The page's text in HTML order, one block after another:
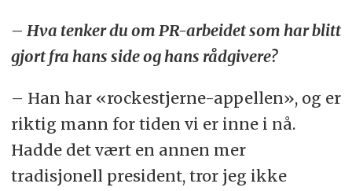
– Hva tenker du om PR-arbeidet som har blitt
gjort fra hans side og hans rådgivere?
– Han har «rockestjerne-appellen», og er
riktig mann for tiden vi er inne i nå.
Hadde det vært en annen mer
tradisjonell president, tror jeg ikke